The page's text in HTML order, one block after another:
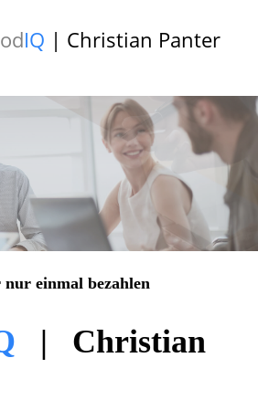
IQ | Christian Panter
nur einmal bezahlen
| Christian